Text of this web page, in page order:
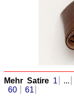
Mehr Satire 1 ...
60
61